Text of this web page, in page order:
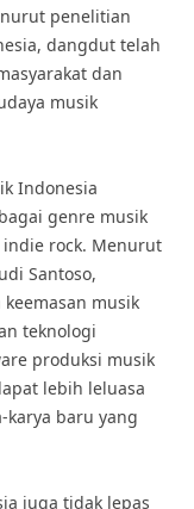
penelitian
dangdut telah
dan
musik
Indonesia
genre musik
rock. Menurut
Santoso,
musik
teknologi
produksi musik
lebih leluasa
karya baru yang
juga tidak lepas